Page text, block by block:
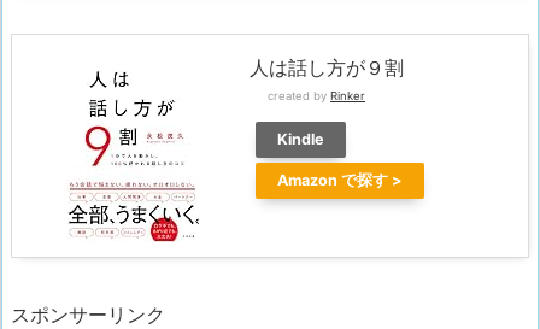
人は話し方が９割
created by Rinker
Kindle
Amazon
スポンサーリンク